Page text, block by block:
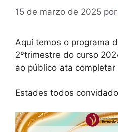
15 de marzo de 2025 por
Aquí temos o programa
2ºtrimestre do curso
ao público ata
Estades todos